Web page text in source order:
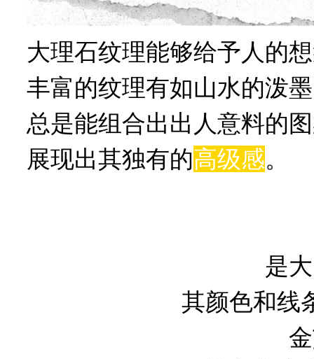
大理石纹理能够给予人的
丰富的纹理有如山水的泼
总是能组合出出人意料的
展现出其独有的高级感。
是
其颜色和线